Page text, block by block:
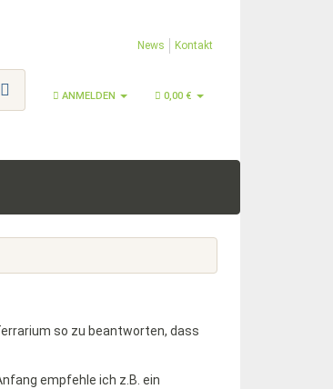
News Kontakt
ANMELDEN 0,00 €
so zu beantworten, dass
empfehle ich z.B. ein